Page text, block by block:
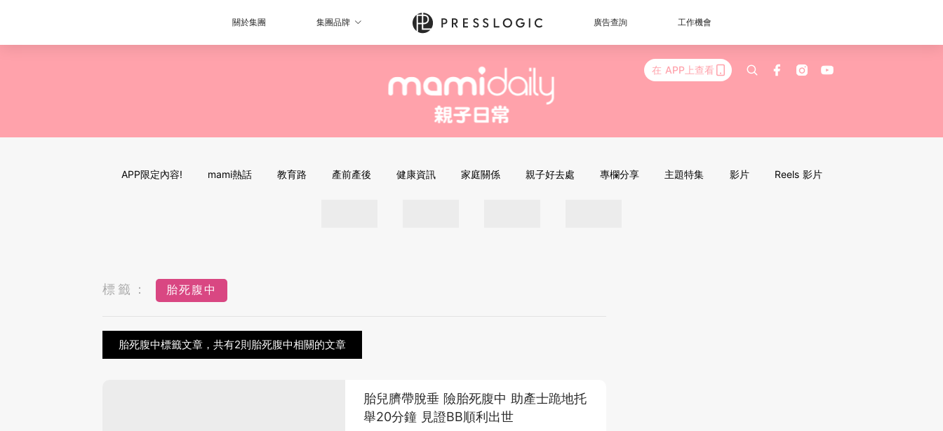
關於集團 集團品牌 廣告查詢 工作機會
在 APP上查看
APP限定內容! mami熱話 教育路 產前產後 健康資訊 家庭關係 親子好去處 專欄分享 主題特集 影片 Reels 影片
標籤： 胎死腹中
胎死腹中標籤文章，共有2則胎死腹中相關的文章
胎兒臍帶脫垂 險胎死腹中 助產士跪地托
舉20分鐘 見證BB順利出世